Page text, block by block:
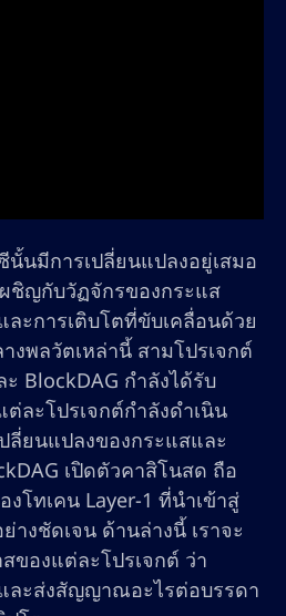
นั้นมีการเปลี่ยนแปลงอยู่เสมอ
ชิญกับวัฏจักรของกระแส
ะการเติบโตที่ขับเคลื่อนด้วย
งพลวัตเหล่านี้ สามโปรเจกต์
BlockDAG กำลังได้รับ
ละโปรเจกต์กำลังดำเนิน
ลี่ยนแปลงของกระแสและ
เปิดตัวคาสิโนสด ถือ
โทเคน Layer-1 ที่นำเข้าสู่
างชัดเจน ด้านล่างนี้ เราจะ
ของแต่ละโปรเจกต์ ว่า
ละส่งสัญญาณอะไรต่อบรรดา